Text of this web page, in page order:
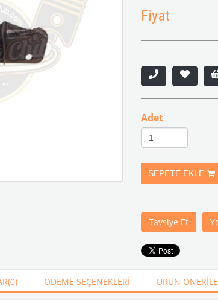
Fiyat
Adet
Tavsiye Et
(0) ÖDEME SEÇENEKLERI ÜRÜN